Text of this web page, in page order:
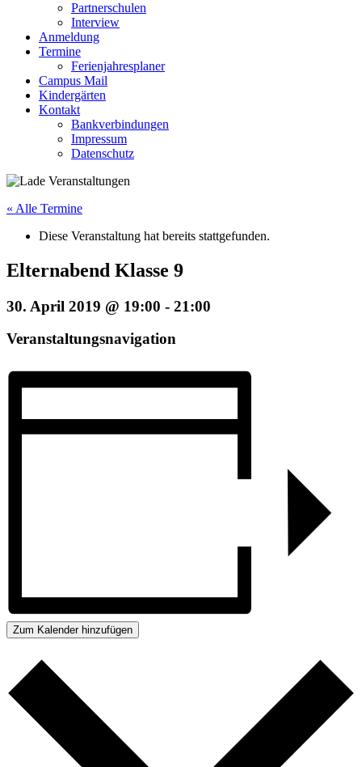
Partnerschulen
Interview
Anmeldung
Termine
Ferienjahresplaner
Campus Mail
Kindergärten
Kontakt
Bankverbindungen
Impressum
Datenschutz
« Alle Termine
Diese Veranstaltung hat bereits stattgefunden.
Elternabend Klasse 9
30. April 2019 @ 19:00 - 21:00
Veranstaltungsnavigation
Zum Kalender hinzufügen